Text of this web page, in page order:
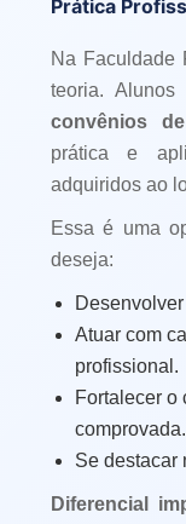
Prática
Na Faculdade
teoria.
convênios
prática e
adquiridos ao
Essa é uma
deseja:
Atuar com
profissional.
Fortalecer o
comprovada.
Se destacar
Diferencial